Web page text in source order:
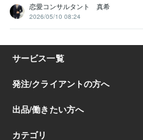
恋愛コンサルタント 真希
2026/05/10 08:24